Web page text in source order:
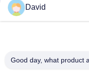
High Temperature
ISO9001 Certification
Automotive Brake
David
Good day, what product